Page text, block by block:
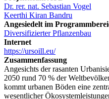
Dr. rer. nat. Sebastian Vogel
Keerthi Kiran Bandru
Angesiedelt im
Diversifizierter Pflanzenbau
Internet
https://ursoill.eu/
Zusammenfassung
Angesichts der rasanten
2050 rund 70 % der
kommt urbanen Böden eine
wesentlicher